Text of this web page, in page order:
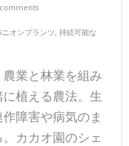
ニオンプランツ, 持続可能な
業と林業を組み
植える農法。生
障害や病気のま
カカオ園のシェ